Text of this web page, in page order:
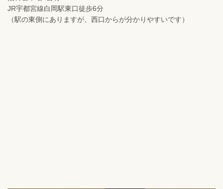
JR宇都宮線白岡駅東口徒歩6分
（駅の東側にありますが、西口からが分かりやすいです）